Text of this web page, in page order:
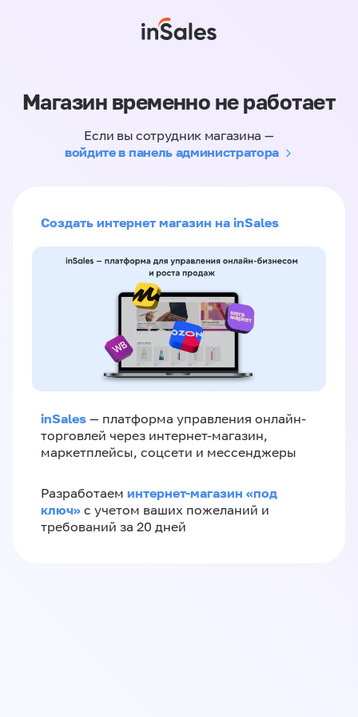
Магазин временно не работает
Если вы сотрудник магазина —
войдите в панель администратора
Создать интернет магазин на inSales
inSales — платформа управления онлайн-
торговлей через интернет-магазин,
маркетплейсы, соцсети и мессенджеры
Разработаем интернет-магазин «‎под
ключ»‎ с учетом ваших пожеланий и
требований за 20 дней